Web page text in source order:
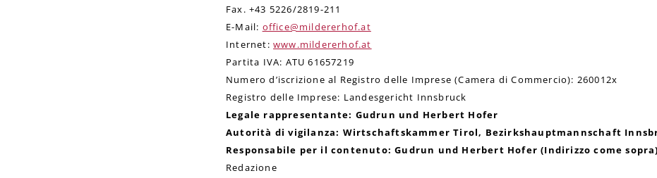
Fax. +43 5226/2819-211
E-Mail: office@mildererhof.at
Internet: www.mildererhof.at
Partita IVA: ATU 61657219
Numero d’iscrizione al Registro delle Imprese (Camera di Commercio): 260012x
Registro delle Imprese: Landesgericht Innsbruck
Legale rappresentante: Gudrun und Herbert Hofer
Autorità di vigilanza: Wirtschaftskammer Tirol, Bezirkshauptmannschaft
Responsabile per il contenuto: Gudrun und Herbert Hofer (Indirizzo come sopra)
Redazione